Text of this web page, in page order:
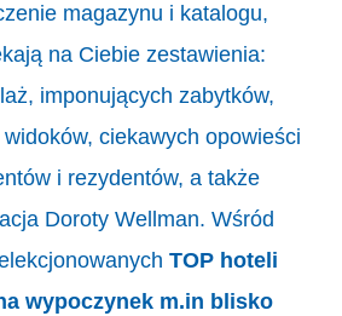
magazynu i katalogu,
na Ciebie zestawienia:
imponujących zabytków,
ciekawych opowieści
i rezydentów, a także
Doroty Wellman. Wśród
TOP hoteli
wypoczynek m.in blisko